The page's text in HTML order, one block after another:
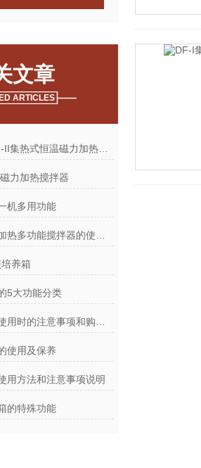
文章
ARTICLES
力加热搅拌器
机多用功能
养箱
5大功能分类
使用及保养
用方法和注意事项说明
的特殊功能